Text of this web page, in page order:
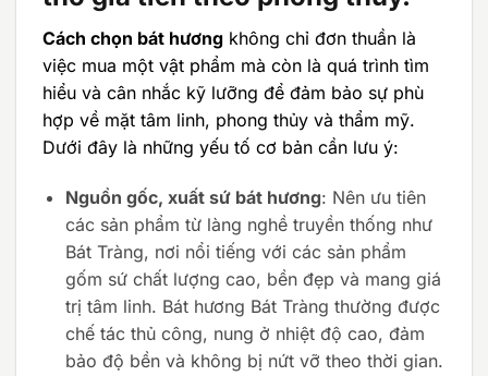
Cách chọn bát hương không chỉ đơn thuần là
việc mua một vật phẩm mà còn là quá trình tìm
hiểu và cân nhắc kỹ lưỡng để đảm bảo sự phù
hợp về mặt tâm linh, phong thủy và thẩm mỹ.
Dưới đây là những yếu tố cơ bản cần lưu ý:
Nguồn gốc, xuất sứ bát hương: Nên ưu tiên
các sản phẩm từ làng nghề truyền thống như
Bát Tràng, nơi nổi tiếng với các sản phẩm
gốm sứ chất lượng cao, bền đẹp và mang giá
trị tâm linh. Bát hương Bát Tràng thường được
chế tác thủ công, nung ở nhiệt độ cao, đảm
bảo độ bền và không bị nứt vỡ theo thời gian.